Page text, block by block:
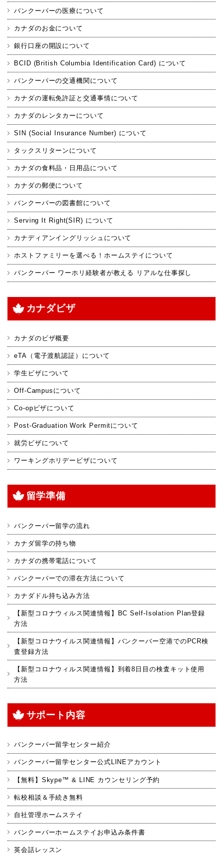
バンクーバーの医療について
カナダのお金について
銀行口座の開設について
BCID (British Columbia Identification Card) について
バンクーバーの交通機関について
カナダの運転免許証と交通事情について
カナダのレンタカーについて
SIN (Social Insurance Number) について
タックスリターンについて
カナダの食料品・日用品について
カナダの郵便について
バンクーバーの図書館について
Serving It Right(SIR) について
カナディアンイングリッシュについて
ホストファミリーを選べる！ホームステイについて
バンクーバー ワーホリ経験者が教える リアルな仕事探し
カナダビザ
カナダのビザ概要
eTA（電子渡航認証）について
学生ビザについて
Off-Campusについて
Co-opビザについて
Post-Graduation Work Permitについて
就労ビザについて
ワーキングホリデービザについて
留学準備
バンクーバー留学の流れ
カナダ留学の持ち物
カナダの携帯電話について
バンクーバーでの滞在方法について
カナダドル持ち込み方法
【新型コロナウィルス関連情報】BC Self-Isolation Plan登録
方法
【新型コロナウイルス関連情報】バンクーバー空港でのPCR検
査登録方法
【新型コロナウィルス関連情報】到着8日目の検査キット使用
方法
サポート内容
バンクーバー留学センター紹介
バンクーバー留学センター公式LINEアカウント
【無料】Skype™ & LINE カウンセリング予約
転校相談＆手続き無料
自社管理ホームステイ
バンクーバーホームステイお申込み条件書
英会話レッスン